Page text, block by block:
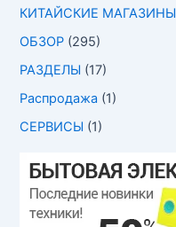
КИТАЙСКИЕ МАГАЗИНЫ
ОБЗОР (295)
РАЗДЕЛЫ (17)
Распродажа (1)
СЕРВИСЫ (1)